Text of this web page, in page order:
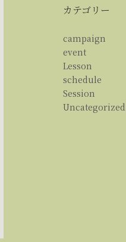
カテゴリー
campaign
event
Lesson
schedule
Session
Uncategorized